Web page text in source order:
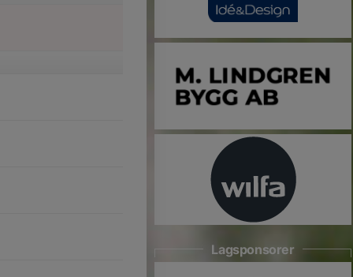
Lagsponsorer